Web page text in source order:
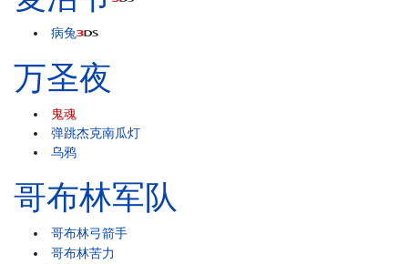
病兔
万圣夜
鬼魂
弹跳杰克南瓜灯
乌鸦
哥布林军队
哥布林弓箭手
哥布林苦力